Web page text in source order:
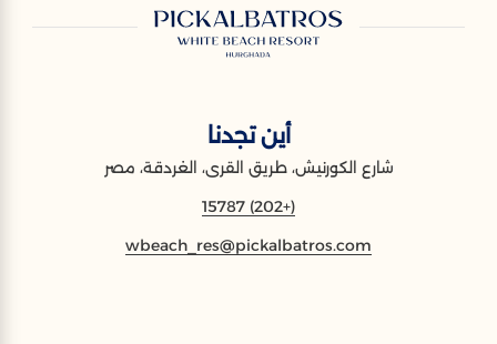
أين تجدنا
شارع الكورنيش، طريق القرى، الغردقة، مصر
(+202) 15787
wbeach_res@pickalbatros.com